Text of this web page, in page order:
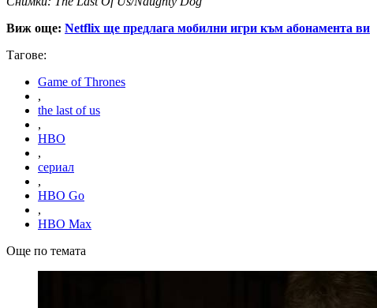
Виж още: Netflix ще предлага мобилни игри към абонамента ви
Тагове:
Game of Thrones
,
the last of us
,
HBO
,
сериал
,
HBO Go
,
HBO Max
Още по темата